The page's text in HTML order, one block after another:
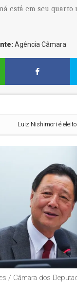
está em seu quarto
Agência Câmara
Luiz Nishimori é eleito
/ Câmara dos